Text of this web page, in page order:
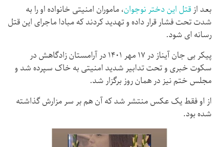
بعد از قتل این دختر نوجوان، ماموران امنیتی خانواده او را به
شدت تحت فشار قرار داده و تهدید کردند که مبادا ماجرای این قتل
رسانه ای شود.
پیکر بی جان آیناز در ۱۷ مهر ۱۴۰۱ در آرامستان زادگاهش در
سکوت خبری و تحت تدابیر شدید امنیتی به خاک سپرده شد و
مجلس ختم نیز در همان روز برگزار شد.
از او فقط یک عکس منتشر شد که آن هم بر سر مزارش گذاشته
شده بود.